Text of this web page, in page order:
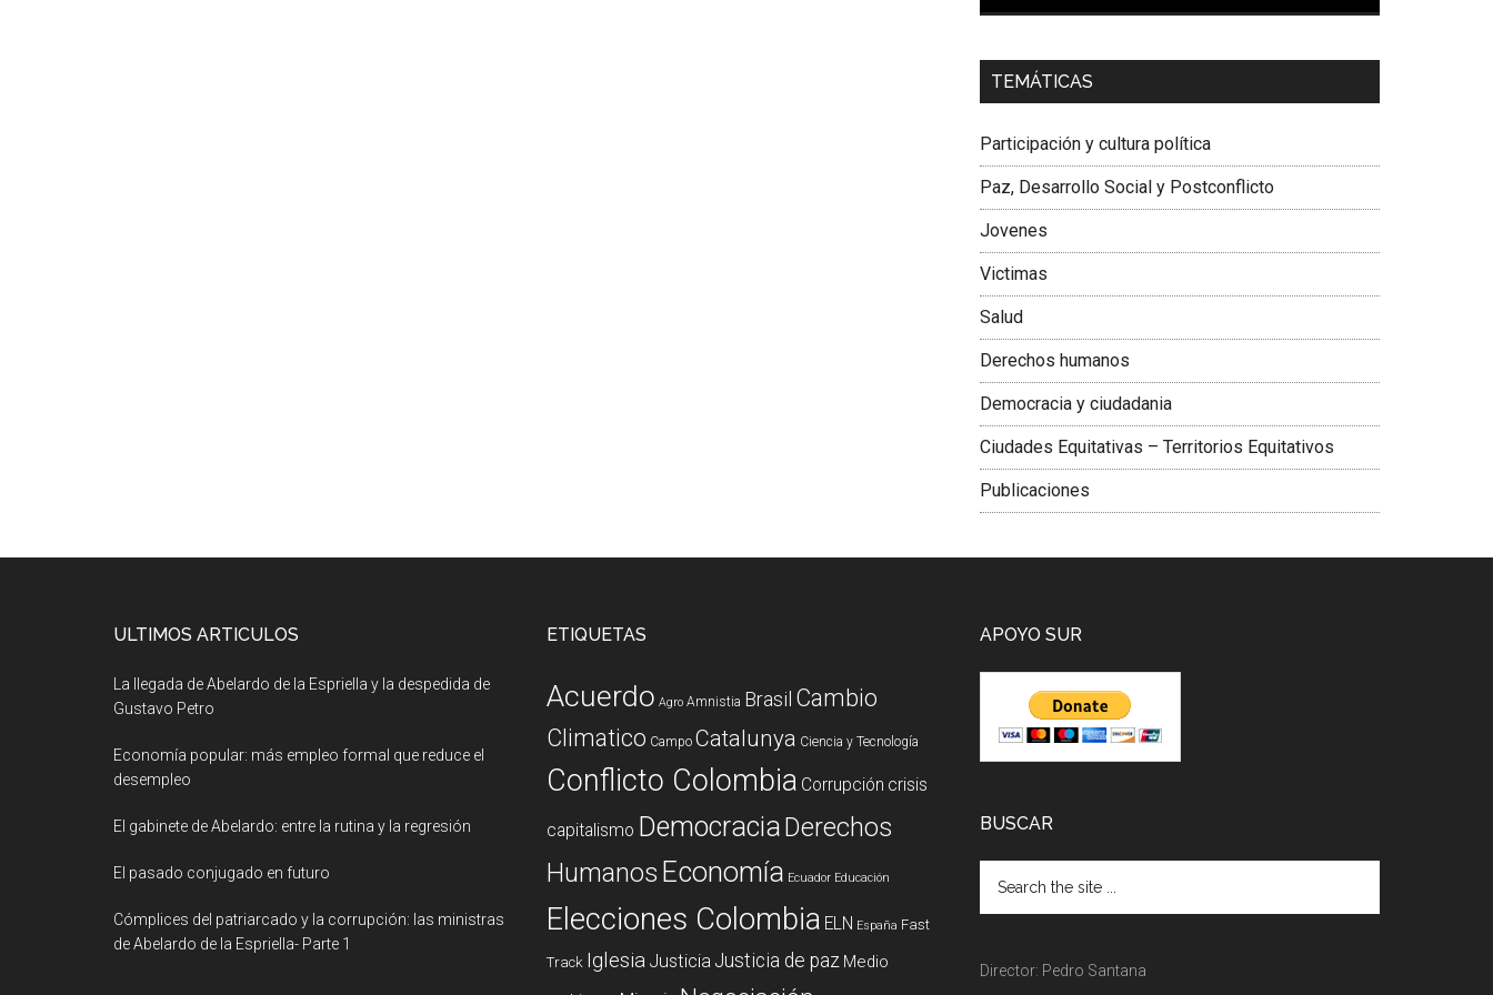
Dra. Carolina Corcho Mejía,
Latinoamericana Sur, Vicepresidenta Federación
TEMÁTICAS
Participación y cultura política
Paz, Desarrollo Social y Postconflicto
Jovenes
Victimas
Salud
Derechos humanos
Democracia y ciudadania
Ciudades Equitativas – Territorios Equitativos
Publicaciones
ULTIMOS ARTICULOS
La llegada de Abelardo de la Espriella y la despedida de
Gustavo Petro
Economía popular: más empleo formal que reduce el
desempleo
El gabinete de Abelardo: entre la rutina y la regresión
El pasado conjugado en futuro
Cómplices del patriarcado y la corrupción: las ministras
de Abelardo de la Espriella- Parte 1
ETIQUETAS
Acuerdo Agro Amnistia Brasil Cambio
Climatico Campo Catalunya Ciencia y Tecnología
Conflicto Colombia Corrupción crisis
capitalismo DemocraciaDerechos
Humanos Economía Ecuador Educación
Elecciones Colombia ELN España Fast
Track Iglesia Justicia Justicia de paz Medio
APOYO SUR
BUSCAR
Director: Pedro Santana